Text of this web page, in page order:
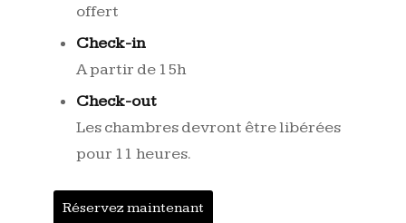
offert
Check-in
A partir de 15h
Check-out
Les chambres devront être libérées
pour 11 heures.
Réservez maintenant